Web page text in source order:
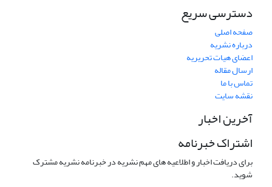
دسترسی سریع
صفحه اصلی
درباره نشریه
اعضای هیات تحریریه
ارسال مقاله
تماس با ما
نقشه سایت
آخرین اخبار
اشتراک خبرنامه
برای دریافت اخبار و اطلاعیه های مهم نشریه در خبرنامه نشریه مشترک
شوید.